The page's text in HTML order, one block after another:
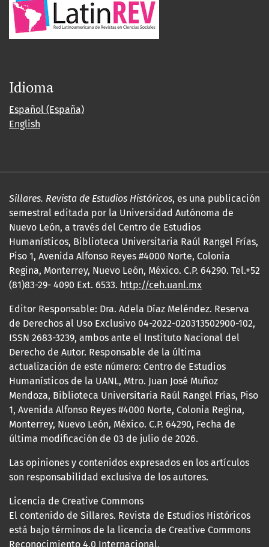
Idioma
Español (España)
English
Sillares. Revista de Estudios Históricos, es una publicación
semestral editada por la Universidad Autónoma de
Nuevo León, a través del Centro de Estudios
Humanísticos, Biblioteca Universitaria Raúl Rangel Frías,
Piso 1, Avenida Alfonso Reyes #4000 Norte, Colonia
Regina, Monterrey, Nuevo León, México. C.P. 64290. Tel.+52
(81)83-29- 4090 Ext. 6533. http://ceh.uanl.mx
Editor Responsable: Dra. Adela Díaz Meléndez. Reserva
de Derechos al Uso Exclusivo 04-2022-020313502900-102,
ISSN 2683-3239, ambos ante el Instituto Nacional del
Derecho de Autor. Responsable de la última
actualización de este número: Centro de Estudios
Humanísticos de la UANL, Mtro. Juan José Muñoz
Mendoza, Biblioteca Universitaria Raúl Rangel Frías, Piso
1, Avenida Alfonso Reyes #4000 Norte, Colonia Regina,
Monterrey, Nuevo León, México. C.P. 64290, Fecha de
última modificación de 03 de julio de 2026.
Las opiniones y contenidos expresados en los artículos
son responsabilidad exclusiva de los autores.
Licencia de Creative Commons
El contenido de Sillares. Revista de Estudios Históricos
está bajo términos de la licencia de Creative Commons
Reconocimiento 4.0 Internacional.